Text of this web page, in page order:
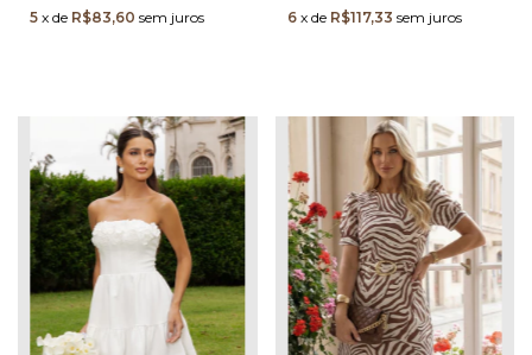
5 x de R$83,60 sem juros 6 x de R$117,33 sem juros